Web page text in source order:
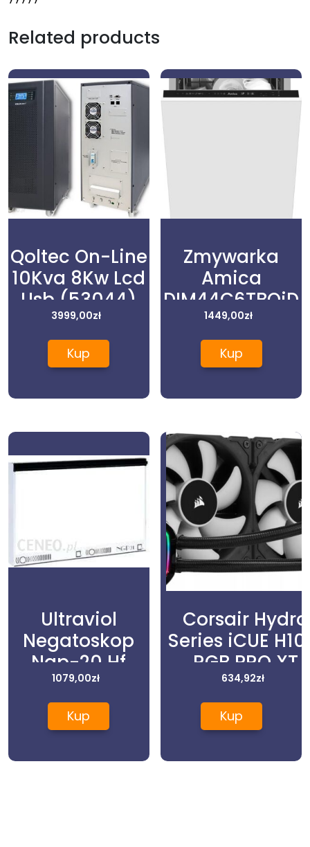
Related products
Qoltec On-Line
10Kva 8Kw Lcd
Usb (53044)
3999,00zł
Kup
Zmywarka
Amica
DIM44C6TBOiD
1449,00zł
Kup
Ultraviol
Negatoskop
Ngp-20 Hf
Dwuklatkowy
1079,00zł
Kup
Corsair Hydro
Series iCUE
RGB PRO XT
634,92zł
Kup